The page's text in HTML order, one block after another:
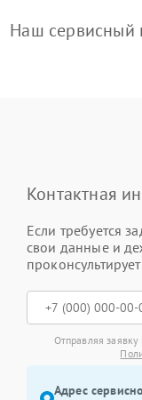
Наш сервисный
Контактная
Если требуется
свои данные и
Отправляя
Адрес